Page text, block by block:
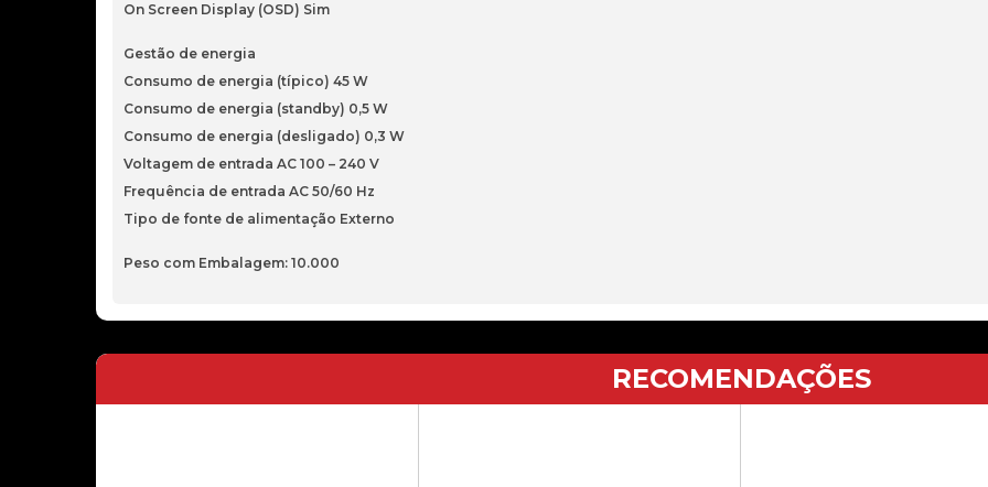
On Screen Display (OSD) Sim
Gestão de energia
Consumo de energia (típico) 45 W
Consumo de energia (standby) 0,5 W
Consumo de energia (desligado) 0,3 W
Voltagem de entrada AC 100 – 240 V
Frequência de entrada AC 50/60 Hz
Tipo de fonte de alimentação Externo
Peso com Embalagem: 10.000
RECOMENDAÇÕES